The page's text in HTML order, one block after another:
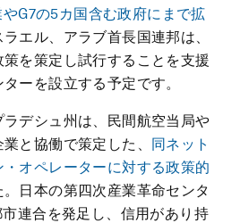
G7の5カ国含む政府にまで拡
エル、アラブ首長国連邦は、
を策定し試行することを支援
ーを設立する予定です。
デシュ州は、民間航空当局や
と協働で策定した、 同ネット
オペレーターに対する政策的
。日本の第四次産業革命センタ
連合を発足し、信用があり持